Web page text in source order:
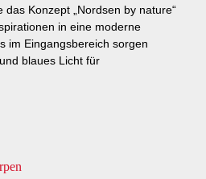
Konzept „Nordsen by nature“
in eine moderne
im Eingangsbereich sorgen
blaues Licht für